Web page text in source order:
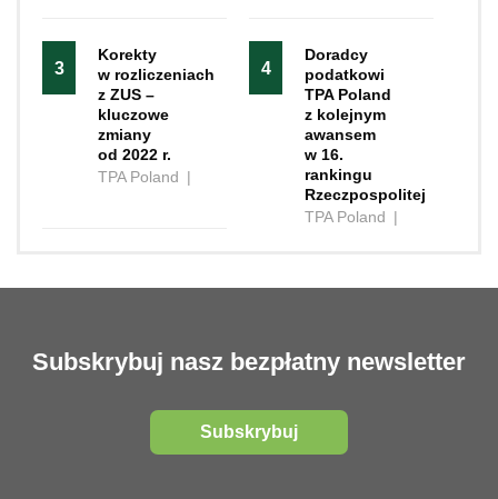
3
Korekty
w rozliczeniach
z ZUS –
kluczowe
zmiany
od 2022 r.
TPA Poland |
4
Doradcy
podatkowi
TPA Poland
z kolejnym
awansem
w 16.
rankingu
Rzeczpospolitej
TPA Poland |
Subskrybuj nasz bezpłatny newsletter
Subskrybuj